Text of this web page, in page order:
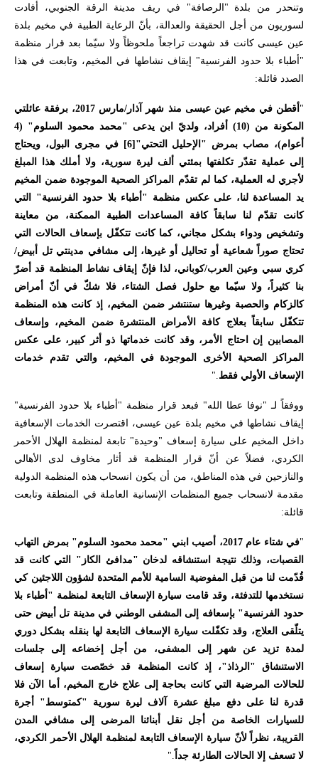
وتنحدر من بلدة "الرصافة" في ريف مدينة الرقة الجنوبي، أفادت
لسوريون من أجل الحقيقة والعدالة، بأنّ الرعاية الطبية في مخيم بلدة
عين عيسى كانت قد شهدت تراجعاً ملحوظاً ولا سيّما بعد قرار منظمة
"أطباء بلا حدود الفرنسية" إيقاف نشاطها في المخيم، وتابعت في هذا
الصدد قائلة:
"
أقطن في مخيم عين عيسى منذ شهر آذار/مارس 2017، برفقة عائلتي
المكونة من (10) أفراد، ولديّ ابن يدعى "محمد محمود السلوم" (4
أعوام)، مصاب بمرض "الإحليل التحتي" [6] في مجرى البول، ويحتاج
إلى عملية تقدّر تكلفتها بمئتي ألف ليرة سورية، ولا أملك هذا المبلغ
لأجري له العملية، كما لم تقدّم المراكز الصحية الموجودة ضمن المخيم
يد المساعدة لنا، على عكس منظمة "أطباء بلا حدود الفرنسية" التي
كانت تقدّم لنا سابقاً كافة المساعدات الطبية الممكنة، من معاينة
وتشخيص ودواء بشكل مجاني، كما كانت تتكفّل بإسعاف الحالات التي
تحتاج صوراً شعاعية أو تحاليل أو غيرها، إلى مشافي مدينتي تل أبيض/
كري سبي وعين العرب/كوباني، لذا فإنّ إيقاف نشاط المنظمة قد أضرّ
بنا كثيراً، ولا سيّما مع حلول فصل الشتاء، فلا شكّ في أنّ أمراض
كالزكام والحصبة وغيرها ستنتشر ضمن المخيم، إذ كانت هذه المنظمة
تتكفّل سابقاً بعلاج كافة الأمراض المنتشرة ضمن المخيم، وإسعاف
المصابين إن احتاج الأمر، وقد كانت خدماتها ذو أثر كبير، على عكس
المراكز الصحية الأخرى الموجودة في المخيم، والتي تقدم خدمات
الإسعاف الأولي فقط."
ووفقاً لـ "نوفا عطا الله" فبعد قرار منظمة "أطباء بلا حدود الفرنسية"
إيقاف نشاطها في مخيم بلدة عين عيسى، اقتصرت الخدمات الإسعافية
داخل المخيم على سيارة إسعاف "وحيدة" تابعة لمنظمة
الهلال الأحمر
الكردي، فضلاً عن أنّ قرار المنظمة قد أثار مخاوف لدى الأهالي
والنازحين في هذه المناطق، من أن يكون انسحاب هذه المنظمة الدولية
مقدمة لانسحاب جميع المنظمات الإنسانية العاملة في المنطقة وتابعت
قائلة:
"
في شتاء عام 2017، أصيب ابني "محمد محمود السلوم" بمرض التهاب
القصبات، وذلك نتيجة استنشاقه لدخان "مدافئ الكاز" التي كانت قد
قُدّمت لنا من قبل المفوضية السامية للأمم المتحدة لشؤون اللاجئين كي
نستخدمها للتدفئة، وقد قامت سيارة الإسعاف التابعة لمنظمة "أطباء بلا
حدود الفرنسية" بإسعافه إلى المشفى الوطني في مدينة تل أبيض حتى
يتلّقى العلاج، وقد تكفّلت سيارة الإسعاف التابعة لها بنقله بشكل دوري
لمدة تزيد عن شهر إلى المشفى، من أجل إخضاعه إلى جلسات
الاستنشاق "الرذاذ"، إذ كانت المنظمة قد خصّصت سيارة إسعاف
للحالات المرضية التي كانت بحاجة إلى علاج خارج المخيم، أما الآن فلا
قدرة لنا على دفع مبلغ عشرة آلاف ليرة سورية "كمتوسط" أجرة
للسيارات الخاصة من أجل نقل أبنائنا المرضى إلى مشافي المدن
القريبة، نظراً لأنّ سيارة الإسعاف التابعة لمنظمة الهلال الأحمر الكردي،
لا تسعف إلا الحالات الطارئة جداً ."